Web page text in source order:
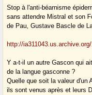
Stop à l'anti-béarnisme
sans attendre Mistral et son
de Pau, Gustave Bascle de
http://
Y a-t-il un autre Gascon qui
de la langue gasconne ?
Quelle que soit la valeur d'un
ils sont venus après et leurs